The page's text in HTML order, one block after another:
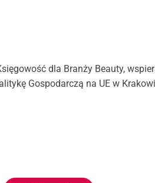
dla Branży Beauty,
Gospodarczą na UE w